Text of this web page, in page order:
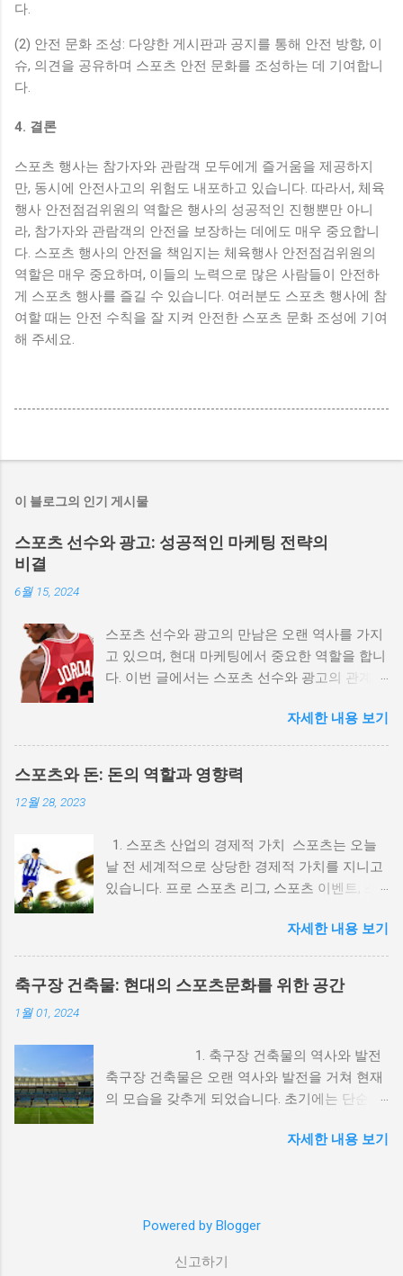
다.
(2) 안전 문화 조성: 다양한 게시판과 공지를 통해 안전 방향, 이
슈, 의견을 공유하며 스포츠 안전 문화를 조성하는 데 기여합니
다.
4. 결론
스포츠 행사는 참가자와 관람객 모두에게 즐거움을 제공하지
만, 동시에 안전사고의 위험도 내포하고 있습니다. 따라서, 체육
행사 안전점검위원의 역할은 행사의 성공적인 진행뿐만 아니
라, 참가자와 관람객의 안전을 보장하는 데에도 매우 중요합니
다. 스포츠 행사의 안전을 책임지는 체육행사 안전점검위원의
역할은 매우 중요하며, 이들의 노력으로 많은 사람들이 안전하
게 스포츠 행사를 즐길 수 있습니다. 여러분도 스포츠 행사에 참
여할 때는 안전 수칙을 잘 지켜 안전한 스포츠 문화 조성에 기여
해 주세요.
이 블로그의 인기 게시물
스포츠 선수와 광고: 성공적인 마케팅 전략의
비결
6월 15, 2024
스포츠 선수와 광고의 만남은 오랜 역사를 가지
고 있으며, 현대 마케팅에서 중요한 역할을 합니
다. 이번 글에서는 스포츠 선수와 광고의 관계,
통해 이 주제를 깊이 탐구해 보겠습니다. 스포
츠스타와 광고: 영향력과 성공 사례
(spots11.com) 1. 스포츠 선수와 광고의 역사적
배경 스포츠 선수와 광고의 관계는 20세기 초반
식이었지만, 시간이 지나면서 점점 더 복잡한 마
케팅 전략으로 발전해 왔습니다. 예를 들어, 베
이브 루스는 1920년대에 담배 광고 모델로 활동
선수는 그들의 인지도와 신뢰성을 통해 제품의
가치를 높이는 역할을 해왔습니다. 2. 스포츠 선
수와 광고의 상호 이익 스포츠 선수와 광고의 관
의 인지도를 높일 수 있습니다. 예를 들어, 마이
클 조던은 나이키와의 협업을 통해 에어 조던이
라는 브랜드를 성공적으로 런칭했습니다. 2) 선
수의 이미지를 통한 신뢰성 확보: 스포츠 선수는
미칩니다. 3) 경제적 이익: 광고 계약은 선수들
수들이 경기 외에도 수익을 창출할 수 있는 중요
자세한 내용 보기
스포츠와 돈: 돈의 역할과 영향력
12월 28, 2023
1. 스포츠 산업의 경제적 가치 스포츠는 오늘
날 전 세계적으로 상당한 경제적 가치를 지니고
있습니다. 프로 스포츠 리그, 스포츠 이벤트, 스
전에 기여하고 있습니다. 이를 통해 많은 일자리
가 창출되고, 도시의 발전과 경제적 번영을 이루
어내고 있습니다. 2. 돈의 영향으로 인한 도덕적
문제 스포츠와 돈의 관계는 도덕적 문제를 야기
위가 발생할 수 있습니다. 또한 돈의 영향으로
스포츠의 순수성과 공정성이 훼손될 수 있으며,
선수들의 도덕적 가치가 흐려질 수 있습니다. 이
포츠에서 지속적으로 발생하고 있는데, 여기에
성 스포츠와 돈은 상호 의존적인 관계에 있습니
다. 돈의 투자를 통해 스포츠 시설과 인프라를
자세한 내용 보기
축구장 건축물: 현대의 스포츠문화를 위한 공간
1월 01, 2024
1. 축구장 건축물의 역사와 발전
축구장 건축물은 오랜 역사와 발전을 거쳐 현재
의 모습을 갖추게 되었습니다. 초기에는 단순한
변화와 함께 건축 기술과 디자인이 발전하면서
이 설계되고 있습니다. 2. 기능과 편의성을 갖춘
기능과 편의성을 최우선으로 고려하여 설계됩
자세한 내용 보기
Powered by Blogger
신고하기